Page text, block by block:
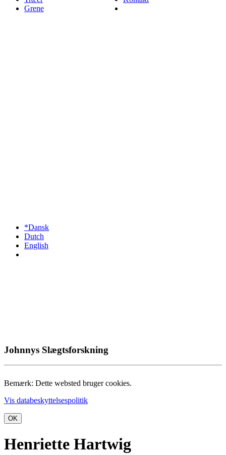
Grene
*Dansk
Dutch
English
Johnnys Slægtsforskning
Bemærk: Dette websted bruger cookies.
Vis databeskyttelsespolitik
OK
Henriette Hartwig